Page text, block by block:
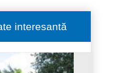
interesantă